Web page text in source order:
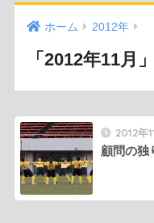
ホーム 2012年
「2012年11月
2012年
顧問の